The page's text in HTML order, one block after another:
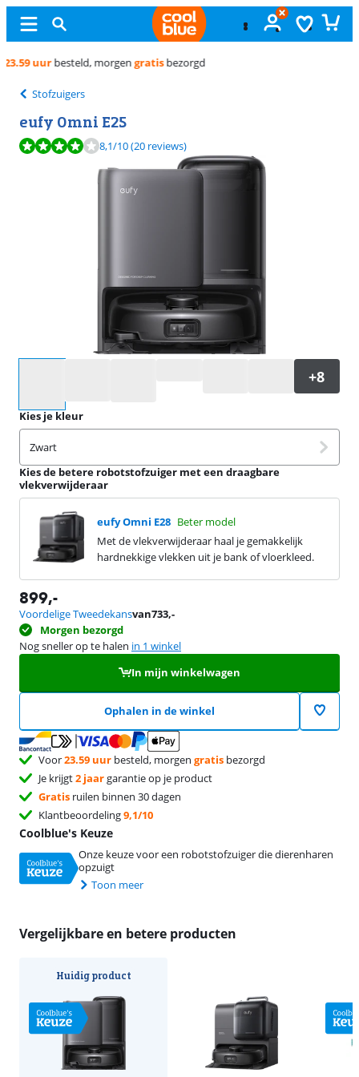
Gratisruilen
Stofzuigers
eufy Omni E25
Beoordeling is 8,1 van de 10, gebaseerd op 20 reviews.
8,1/10(20 reviews)
Kies je kleur
Zwart
Kies de betere robotstofzuiger met een draagbare
vlekverwijderaar
eufy Omni E28 Beter model
Met de vlekverwijderaar haal je gemakkelijk
hardnekkige vlekken uit je bank of vloerkleed.
899,-
Voordelige Tweedekansvan733,-
Morgen bezorgd
Nog sneller op te halen in 1 winkel
In mijn winkelwagen
Ophalen in de winkel
Voor23.59 uur besteld, morgen gratis bezorgd
Je krijgt2 jaargarantie op je product
Gratis ruilen binnen 30 dagen
Klantbeoordeling9,1/10
Coolblue's Keuze
Onze keuze voor een robotstofzuiger die dierenharen
opzuigt
Toon meer
Vergelijkbare en betere producten
Huidig product